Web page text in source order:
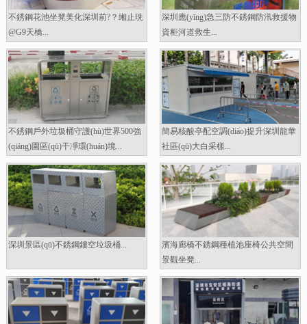
不銹鋼花池坐凳美化深圳前?？缃止珗
@G9天橋...
深圳應(yīng)急三防不銹鋼防汛救援物
資柜河道救生...
不銹鋼戶外垃圾桶守護(hù)世界500強
(qiáng)園區(qū)干凈環(huán)境...
簡易核酸亭配空調(diào)提升深圳龍華
社區(qū)大白采樣...
深圳景區(qū)不銹鋼鏤空垃圾桶...
濱海廊橋不銹鋼種植池座椅公共空間
景觀坐凳...